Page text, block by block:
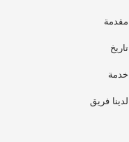
مقدمة
تاريخ
خدمة
لدينا فريق